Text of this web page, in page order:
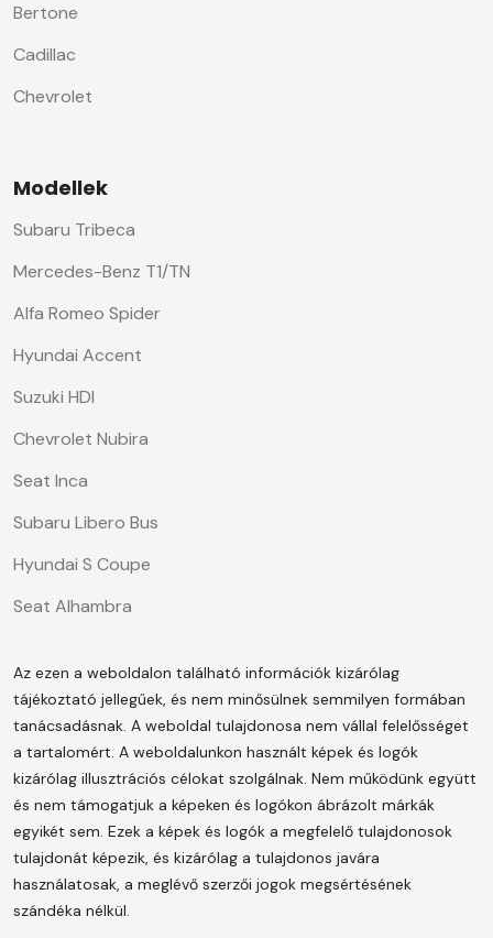
Bertone
Cadillac
Chevrolet
Modellek
Subaru Tribeca
Mercedes-Benz T1/TN
Alfa Romeo Spider
Hyundai Accent
Suzuki HDI
Chevrolet Nubira
Seat Inca
Subaru Libero Bus
Hyundai S Coupe
Seat Alhambra
Az ezen a weboldalon található információk kizárólag
tájékoztató jellegűek, és nem minősülnek semmilyen formában
tanácsadásnak. A weboldal tulajdonosa nem vállal felelősséget
a tartalomért. A weboldalunkon használt képek és logók
kizárólag illusztrációs célokat szolgálnak. Nem működünk együtt
és nem támogatjuk a képeken és logókon ábrázolt márkák
egyikét sem. Ezek a képek és logók a megfelelő tulajdonosok
tulajdonát képezik, és kizárólag a tulajdonos javára
használatosak, a meglévő szerzői jogok megsértésének
szándéka nélkül.